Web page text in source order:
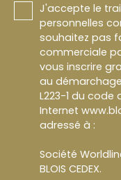
J'accepte le
personnelles
souhaitez pas
commerciale
vous inscrire
au
L223-1 du
Internet
adressé à :
Société
BLOIS CEDEX.